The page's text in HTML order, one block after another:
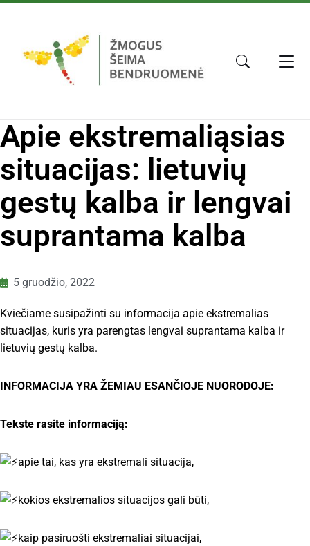
Apie ekstremaliąsias
situacijas: lietuvių
gestų kalba ir lengvai
suprantama kalba
5 gruodžio, 2022
Kviečiame susipažinti su informacija apie ekstremalias
situacijas, kuris yra parengtas lengvai suprantama kalba ir
lietuvių gestų kalba.
INFORMACIJA YRA ŽEMIAU ESANČIOJE NUORODOJE:
Tekste rasite informaciją:
apie tai, kas yra ekstremali situacija,
kokios ekstremalios situacijos gali būti,
kaip pasiruošti ekstremaliai situacijai,